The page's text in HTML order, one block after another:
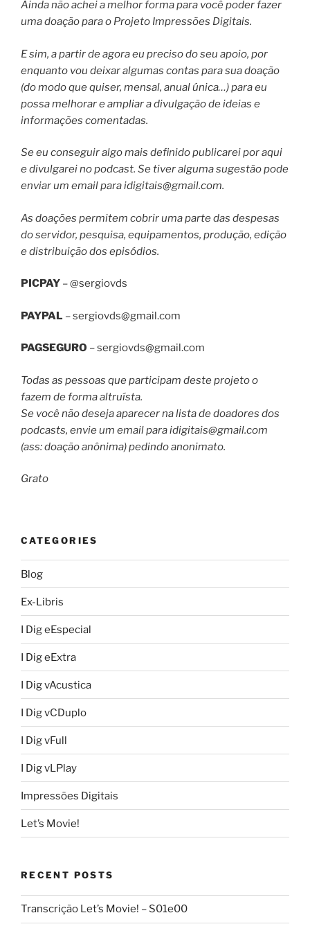
Ainda não achei a melhor forma para você poder fazer
uma doação para o Projeto Impressões Digitais.
E sim, a partir de agora eu preciso do seu apoio, por
enquanto vou deixar algumas contas para sua doação
(do modo que quiser, mensal, anual única…) para eu
possa melhorar e ampliar a divulgação de ideias e
informações comentadas.
Se eu conseguir algo mais definido publicarei por aqui
e divulgarei no podcast. Se tiver alguma sugestão pode
enviar um email paraidigitais@gmail.com.
As doações permitem cobrir uma parte das despesas
do servidor, pesquisa, equipamentos, produção, edição
e distribuição dos episódios.
PICPAY – @sergiovds
PAYPAL –sergiovds@gmail.com
PAGSEGURO –sergiovds@gmail.com
Todas as pessoas que participam deste projeto o
fazem de forma altruísta.
Se você não deseja aparecer na lista de doadores dos
podcasts, envie um email paraidigitais@gmail.com
(ass: doação anônima) pedindo anonimato.
Grato
CATEGORIES
Blog
Ex-Libris
I Dig eEspecial
I Dig eExtra
I Dig vAcustica
I Dig vCDuplo
I Dig vFull
I Dig vLPlay
Impressões Digitais
Let’s Movie!
RECENT POSTS
Transcrição Let’s Movie! – S01e00